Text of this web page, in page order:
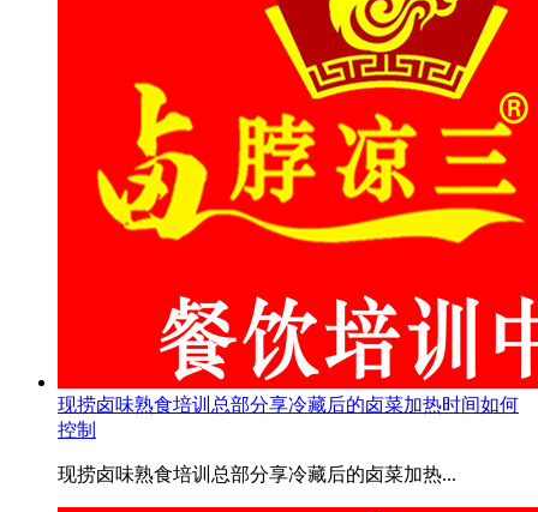
现捞卤味熟食培训总部分享冷藏后的卤菜加热时间如何
控制
现捞卤味熟食培训总部分享冷藏后的卤菜加热...